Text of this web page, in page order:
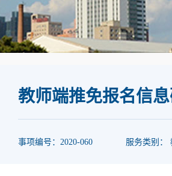
教师端推免报名信
事项编号：2020-060 服务类别：